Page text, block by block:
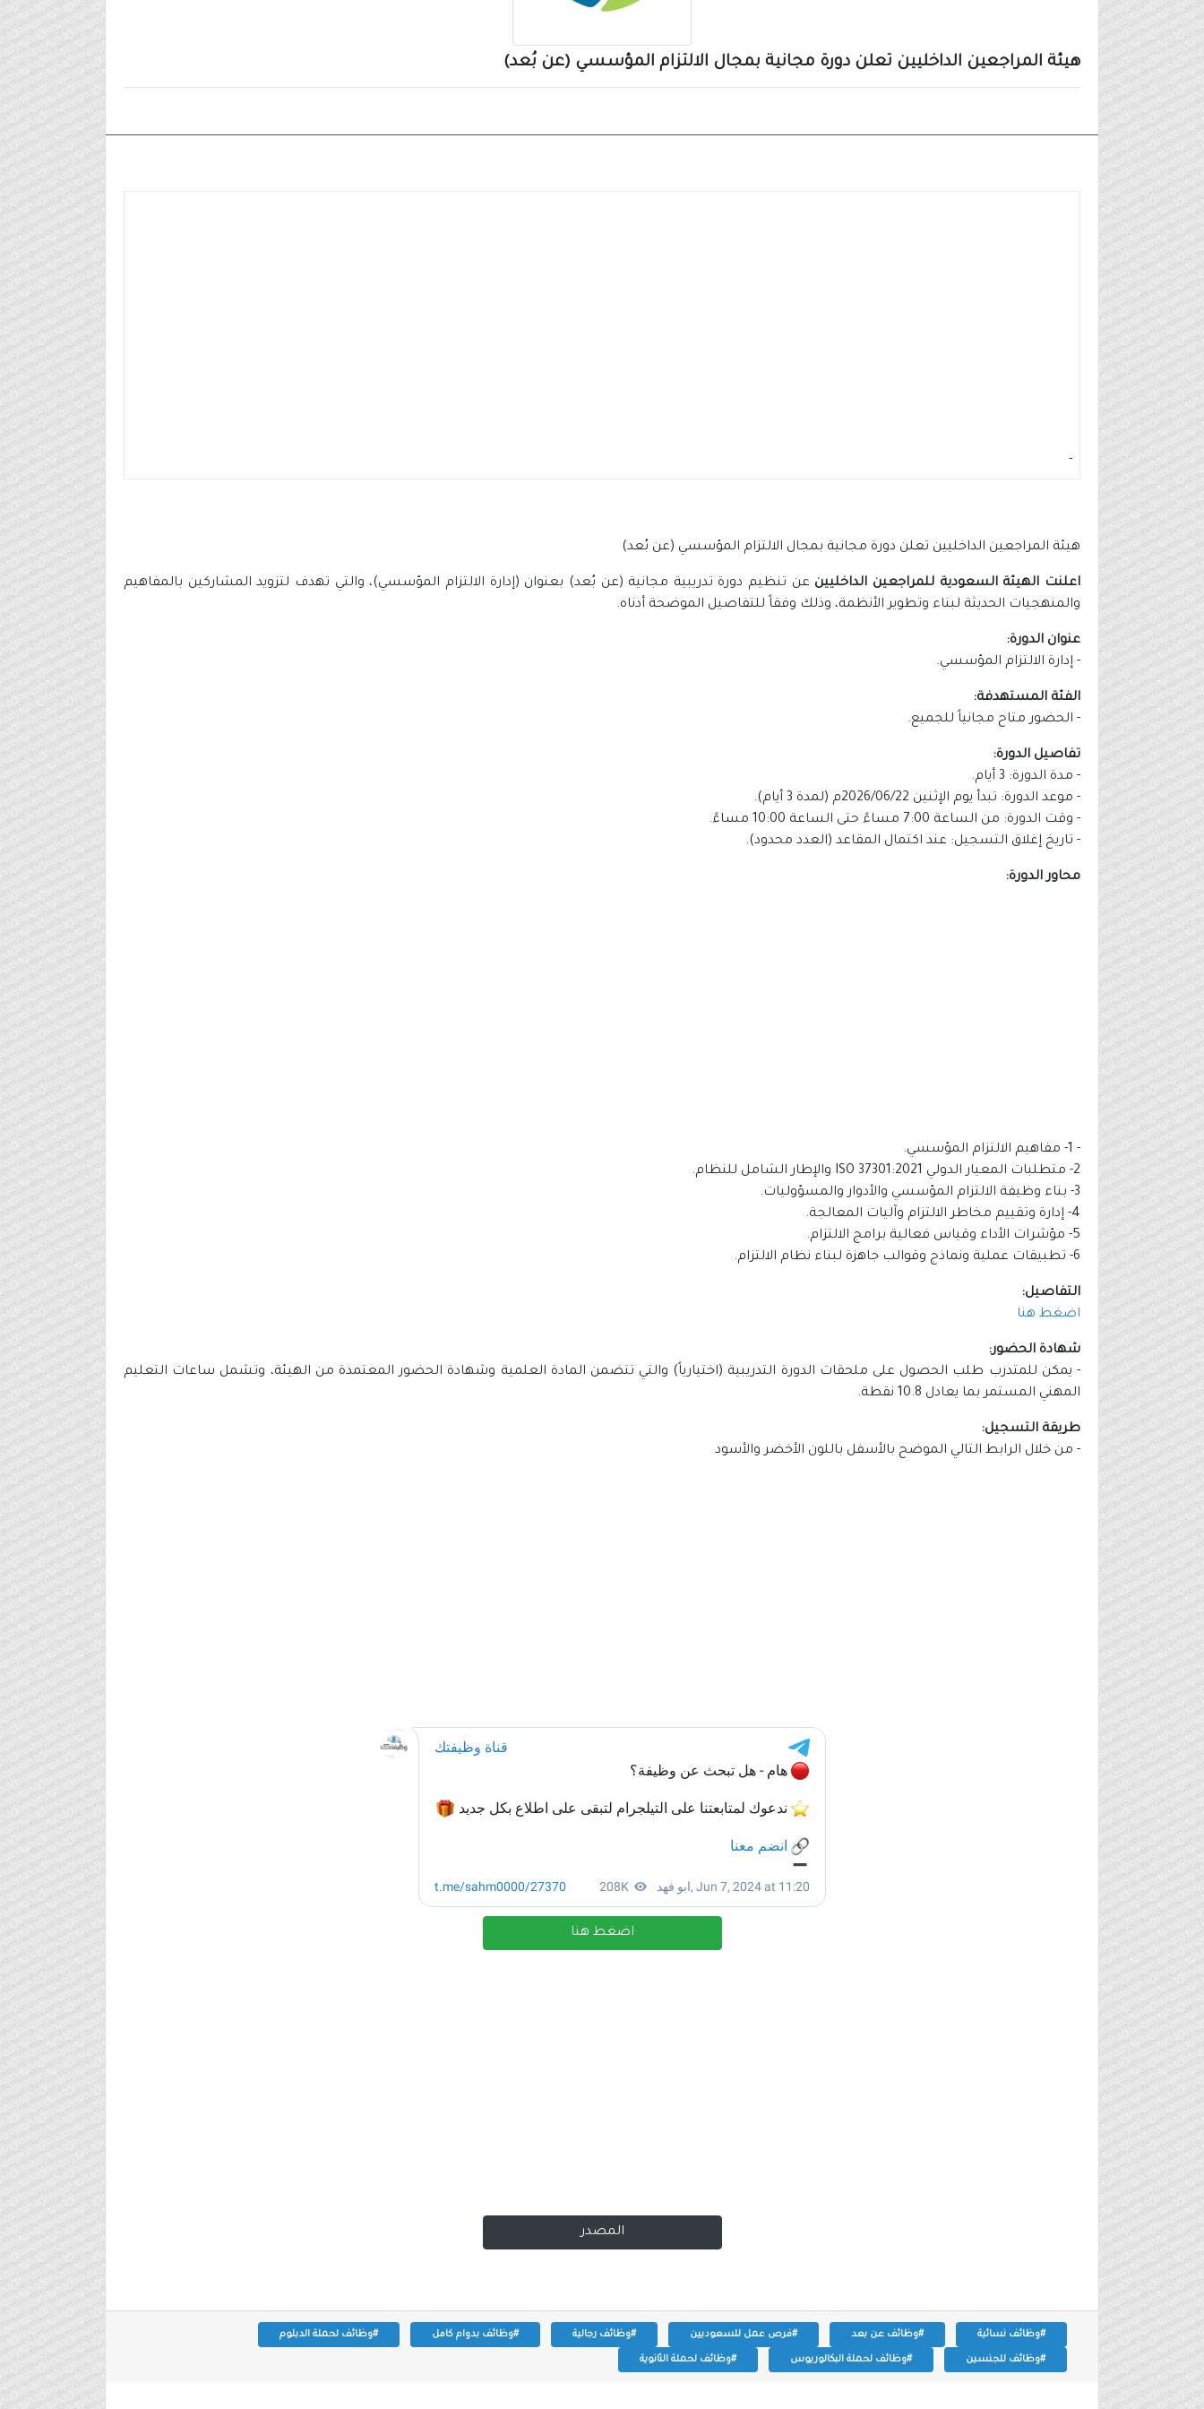
هيئة المراجعين الداخليين تعلن دورة مجانية بمجال الالتزام المؤسسي (عن بُعد)
-
هيئة المراجعين الداخليين تعلن دورة مجانية بمجال الالتزام المؤسسي (عن بُعد)
اعلنت الهيئة السعودية للمراجعين الداخليين عن تنظيم دورة تدريبية مجانية (عن بُعد) بعنوان (إدارة الالتزام المؤسسي)، والتي تهدف لتزويد المشاركين بالمفاهيم
والمنهجيات الحديثة لبناء وتطوير الأنظمة، وذلك وفقاً للتفاصيل الموضحة أدناه.
عنوان الدورة:
- إدارة الالتزام المؤسسي.
الفئة المستهدفة:
- الحضور متاح مجانياً للجميع.
تفاصيل الدورة:
- مدة الدورة: 3 أيام.
- موعد الدورة: تبدأ يوم الإثنين 2026/06/22م (لمدة 3 أيام).
- وقت الدورة: من الساعة 7:00 مساءً حتى الساعة 10:00 مساءً.
- تاريخ إغلاق التسجيل: عند اكتمال المقاعد (العدد محدود).
محاور الدورة:
- 1- مفاهيم الالتزام المؤسسي.
2- متطلبات المعيار الدولي ISO 37301:2021 والإطار الشامل للنظام.
3- بناء وظيفة الالتزام المؤسسي والأدوار والمسؤوليات.
4- إدارة وتقييم مخاطر الالتزام وآليات المعالجة.
5- مؤشرات الأداء وقياس فعالية برامج الالتزام.
6- تطبيقات عملية ونماذج وقوالب جاهزة لبناء نظام الالتزام.
التفاصيل:
اضغط هنا
شهادة الحضور:
- يمكن للمتدرب طلب الحصول على ملحقات الدورة التدريبية (اختيارياً) والتي تتضمن المادة العلمية وشهادة الحضور المعتمدة من الهيئة، وتشمل ساعات التعليم
المهني المستمر بما يعادل 10.8 نقطة.
طريقة التسجيل:
- من خلال الرابط التالي الموضح بالأسفل باللون الأخضر والأسود
اضغط هنا
المصدر
#وظائف نسائية #وظائف عن بعد #فرص عمل للسعوديين #وظائف رجالية #وظائف بدوام كامل #وظائف لحملة الدبلوم
#وظائف للجنسين #وظائف لحملة البكالوريوس #وظائف لحملة الثانوية